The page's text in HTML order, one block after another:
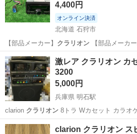
4,400円
オンライン決済
北海道 石狩市
【部品メーカー】 クラリオン 【部品メーカ
北海道 石狩市 カーオーディオ
激レア クラリオン カ
3200
5,000円
兵庫県 明石駅
clarion クラリオン8トラ Wカセット カラオ
兵庫 明石市 オーディオ
clarion クラリオン